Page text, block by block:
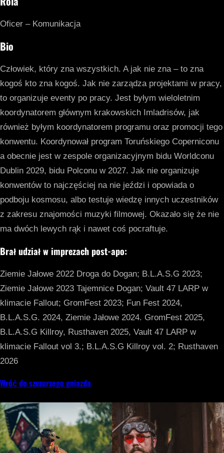
Oficer – Komunikacja
Bio
Człowiek, który zna wszystkich. A jak nie zna – to zna
kogoś kto zna kogoś. Jak nie zarządza projektami w pracy,
to organizuje eventy po pracy. Jest byłym wieloletnim
koordynatorem głównym krakowskich Imladrisów, jak
również byłym koordynatorem programu oraz promocji tego
konwentu. Koordynował program Toruńskiego Coperniconu
a obecnie jest w zespole organizacyjnym bidu Worldconu
Dublin 2029, bidu Polconu w 2027. Jak nie organizuje
konwentów to najczęściej na nie jeździ i opowiada o
podboju kosmosu, albo testuje wiedzę innych uczestników
z zakresu znajomości muzyki filmowej. Okazało się że nie
ma dwóch lewych rąk i nawet coś pocraftuje.
Brał udział w imprezach post-apo:
Ziemie Jałowe 2022 Droga do Dogan; B.L.A.S.G 2023;
Ziemie Jałowe 2023 Tajemnice Dogan; Vault 47 LARP w
klimacie Fallout; GromFest 2023; Fun Fest 2024,
B.L.A.S.G. 2024, Ziemie Jałowe 2024. GromFest 2025,
B.L.A.S.G Killroy, Rusthaven 2025, Vault 47 LARP w
klimacie Fallout vol 3.; B.L.A.S.G Killroy vol. 2; Rusthaven
2026
Wróć do szczurzego gniazda